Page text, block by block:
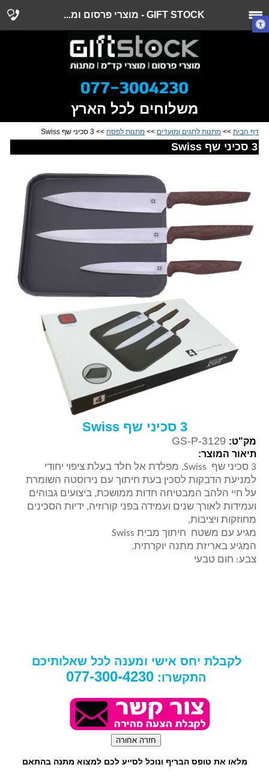
GIFT STOCK - מוצרי פרסום ומ...
משלוחים לכל הארץ
דף הבית >> מתנות לחגים ומועדים >> מתנות לפסח >> 3 סכיני שף Swiss
3 סכיני שף Swiss
3 סכיני שף Swiss
מק"ט: GS-P-3129
תיאור המוצר:
3 סכיני שף Swiss, מפלדת אל חלד בעלת ציפוי יחודי
למניעת הדבקות לסכין בעת חיתוך עם נירוסטה השומרת
על חיי הלהב המבטיחה חדות ממושכת, ביצועים גבוהים
ועמידות לאורך שנים ועמידה בפני קורוזיה, ידיות הסכינים
מחוזקות ויציבות,
מגיע עם משטח חיתוך מבית Swiss
המגיע באריזת מתנה יוקרתית.
צבע: חום טבעי
לקבלת יחס אישי ומענה לכל שאלותיכם
התקשרו: 077-300-4230
מלאו את טופס הבריף ונוכל לסייע לכם למצוא מתנה בהתאם